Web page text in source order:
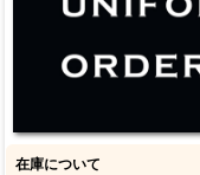
在庫について